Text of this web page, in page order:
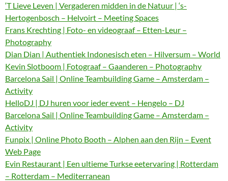
‘T Lieve Leven | Vergaderen midden in de Natuur | ‘s-
Hertogenbosch – Helvoirt – Meeting Spaces
Frans Krechting | Foto- en videograaf – Etten-Leur –
Photography
Dian Dian | Authentiek Indonesisch eten – Hilversum – World
Kevin Slotboom | Fotograaf – Gaanderen – Photography
Barcelona Sail | Online Teambuilding Game – Amsterdam –
Activity
HelloDJ | DJ huren voor ieder event – Hengelo – DJ
Barcelona Sail | Online Teambuilding Game – Amsterdam –
Activity
Funpix | Online Photo Booth – Alphen aan den Rijn – Event
Web Page
Evin Restaurant | Een ultieme Turkse eetervaring | Rotterdam
– Rotterdam – Mediterranean